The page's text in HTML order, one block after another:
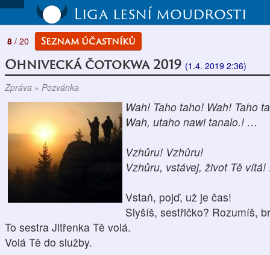
Liga lesní moudrosti
8 / 20 Seznam účastníků
Ohnivecká čotokwa 2019 (1.4. 2019 2:36)
Zpráva » Pozvánka
Wah! Taho taho! Wah! Taho
Wah, utaho nawi tanalo.! …
Vzhůru! Vzhůru!
Vzhůru, vstávej, život Tě
Vstaň, pojď, už je čas!
Slyšíš, sestřičko? Rozumíš,
To sestra Jitřenka Tě volá.
Volá Tě do služby.